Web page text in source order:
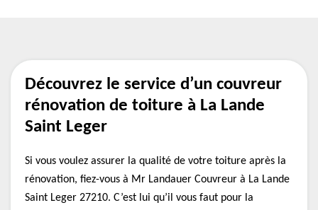
Découvrez le service d’un couvreur
rénovation de toiture à La Lande
Saint Leger
Si vous voulez assurer la qualité de votre toiture après la
rénovation, fiez-vous à Mr Landauer Couvreur à La Lande
Saint Leger 27210. C’est lui qu’il vous faut pour la